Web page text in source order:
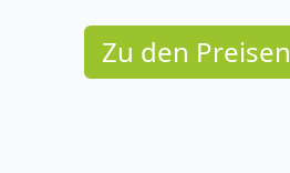
Zu den Preisen